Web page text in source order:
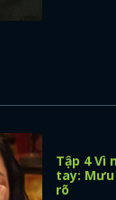
Tập 4 Vì
tay: Mưu
rõ